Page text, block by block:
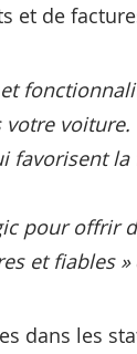
et de
voiture.
favorisent
pour offrir
et fiables »
dans les